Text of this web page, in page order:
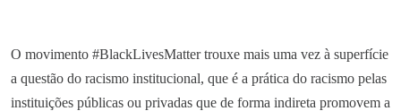
O movimento #BlackLivesMatter trouxe mais uma vez à superfície
a questão do racismo institucional, que é a prática do racismo pelas
instituições públicas ou privadas que de forma indireta promovem a